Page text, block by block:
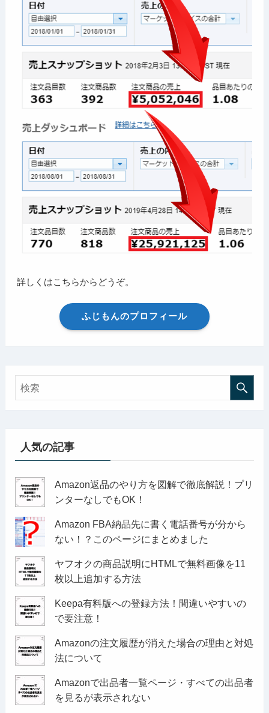
詳しくはこちらからどうぞ。
ふじもんのプロフィール
人気の記事
Amazon返品のやり方を図解で徹底解説！プリ
ンターなしでもOK！
Amazon FBA納品先に書く電話番号が分から
ない！？このページにまとめました
ヤフオクの商品説明にHTMLで無料画像を11
枚以上追加する方法
Keepa有料版への登録方法！間違いやすいの
で要注意！
Amazonの注文履歴が消えた場合の理由と対処
法について
Amazonで出品者一覧ページ・すべての出品者
を見るが表示されない